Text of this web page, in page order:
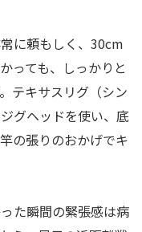
に頼もしく、30cm
っても、しっかりと
テキサスリグ（シン
グヘッドを使い、底
の張りのおかげでキ
た瞬間の緊張感は病